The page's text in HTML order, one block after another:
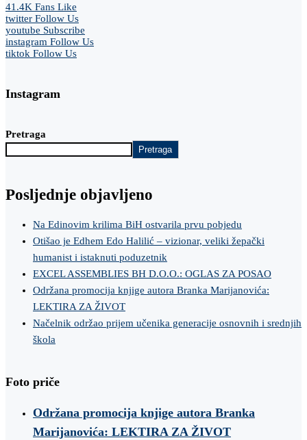
41.4K Fans Like
twitter Follow Us
youtube Subscribe
instagram Follow Us
tiktok Follow Us
Instagram
Pretraga
Pretraga
Posljednje objavljeno
Na Edinovim krilima BiH ostvarila prvu pobjedu
Otišao je Edhem Edo Halilić – vizionar, veliki žepački
humanist i istaknuti poduzetnik
EXCEL ASSEMBLIES BH D.O.O.: OGLAS ZA POSAO
Održana promocija knjige autora Branka Marijanovića:
LEKTIRA ZA ŽIVOT
Načelnik održao prijem učenika generacije osnovnih i srednjih
škola
Foto priče
Održana promocija knjige autora Branka
Marijanovića: LEKTIRA ZA ŽIVOT